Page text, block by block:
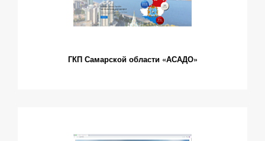
ГКП Самарской области «АСАДО»